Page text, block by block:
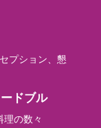
プション、懇
ドブル
の数々